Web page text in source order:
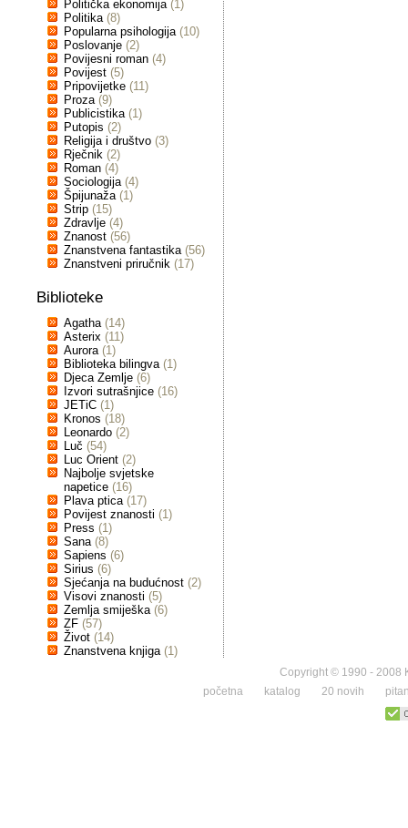
Politička ekonomija (1)
Politika (8)
Popularna psihologija (10)
Poslovanje (2)
Povijesni roman (4)
Povijest (5)
Pripovijetke (11)
Proza (9)
Publicistika (1)
Putopis (2)
Religija i društvo (3)
Rječnik (2)
Roman (4)
Sociologija (4)
Špijunaža (1)
Strip (15)
Zdravlje (4)
Znanost (56)
Znanstvena fantastika (56)
Znanstveni priručnik (17)
Biblioteke
Agatha (14)
Asterix (11)
Aurora (1)
Biblioteka bilingva (1)
Djeca Zemlje (6)
Izvori sutrašnjice (16)
JETiC (1)
Kronos (18)
Leonardo (2)
Luč (54)
Luc Orient (2)
Najbolje svjetske
napetice (16)
Plava ptica (17)
Povijest znanosti (1)
Press (1)
Sana (8)
Sapiens (6)
Sirius (6)
Sjećanja na budućnost (2)
Visovi znanosti (5)
Zemlja smiješka (6)
ZF (57)
Život (14)
Znanstvena knjiga (1)
Copyright © 1990 - 2008
početna
katalog 20 novih